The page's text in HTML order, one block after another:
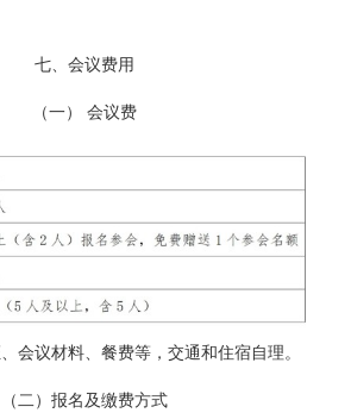
七、会议费用
（一） 会议费
会议材料、餐费等，交通和住宿自理。
（二）报名及缴费方式